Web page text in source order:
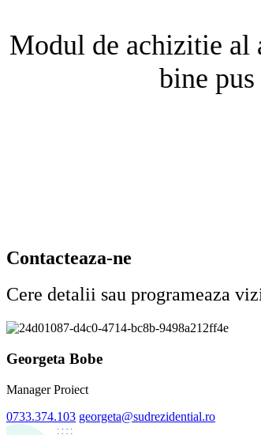
Modul de achizitie al
bine
Contacteaza-ne
Cere detalii sau programeaza
Georgeta Bobe
Manager Proiect
0733.374.103 georgeta@sudrezidential.ro